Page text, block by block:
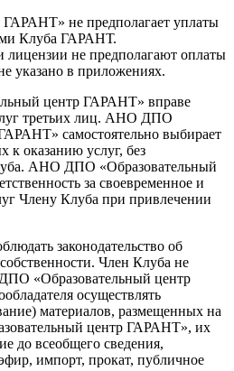
не предполагает уплаты
Клуба ГАРАНТ.
лицензии не предполагают оплаты
указано в приложениях.
центр ГАРАНТ» вправе
третьих лиц. АНО ДПО
самостоятельно выбирает
к оказанию услуг, без
АНО ДПО «Образовательный
за своевременное и
Члену Клуба при привлечении
законодательство об
Член Клуба не
«Образовательный центр
осуществлять
материалов, размещенных на
центр ГАРАНТ», их
до всеобщего сведения,
импорт, прокат, публичное